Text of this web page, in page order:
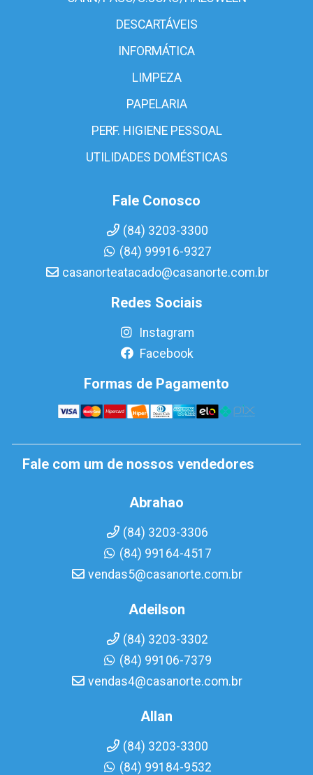
DESCARTÁVEIS
INFORMÁTICA
LIMPEZA
PAPELARIA
PERF. HIGIENE PESSOAL
UTILIDADES DOMÉSTICAS
Fale Conosco
(84) 3203-3300
(84) 99916-9327
casanorteatacado@casanorte.com.br
Redes Sociais
Instagram
Facebook
Formas de Pagamento
Fale com um de nossos vendedores
Abrahao
(84) 3203-3306
(84) 99164-4517
vendas5@casanorte.com.br
Adeilson
(84) 3203-3302
(84) 99106-7379
vendas4@casanorte.com.br
Allan
(84) 3203-3300
(84) 99184-9532